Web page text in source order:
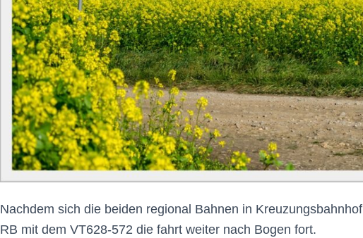
Nachdem sich die beiden regional Bahnen in Kreuzungsbahnhof
RB mit dem VT628-572 die fahrt weiter nach Bogen fort.